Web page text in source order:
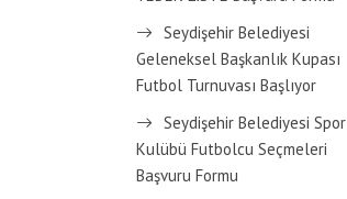
Seydişehir Belediyesi
Geleneksel Başkanlık Kupası
Futbol Turnuvası Başlıyor
Seydişehir Belediyesi Spor
Kulübü Futbolcu Seçmeleri
Başvuru Formu